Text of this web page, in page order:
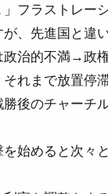
フラストレー
、先進国と違
治的不満→政
れまで放置停
後のチャーチ
始めると次々